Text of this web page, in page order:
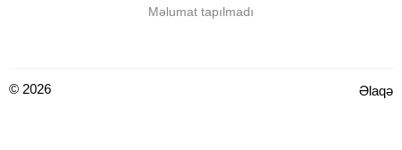
Məlumat tapılmadı
© 2026 Əlaqə